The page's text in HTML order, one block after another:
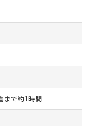
まで約1時間